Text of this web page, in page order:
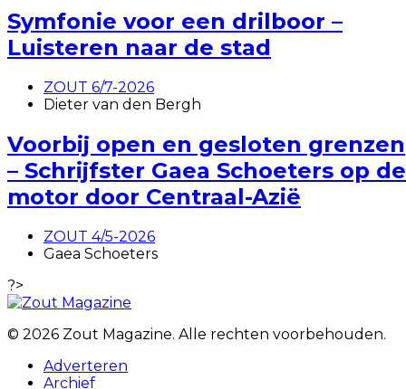
Symfonie voor een drilboor –
Luisteren naar de stad
ZOUT 6/7-2026
Dieter van den Bergh
Voorbij open en gesloten grenzen
– Schrijfster Gaea Schoeters op de
motor door Centraal-Azië
ZOUT 4/5-2026
Gaea Schoeters
?>
© 2026 Zout Magazine. Alle rechten voorbehouden.
Adverteren
Archief